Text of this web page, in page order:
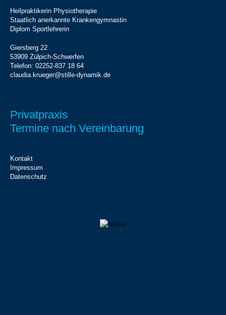
Heilpraktikerin Physiotherapie
Staatlich anerkannte Krankengymnastin
Diplom Sportlehrerin
Giersberg 22
53909 Zülpich-Schwerfen
Telefon: 02252-837 18 64
claudia.krueger@stille-dynamik.de
Privatpraxis
Termine nach Vereinbarung
Kontakt
Impressum
Datenschutz